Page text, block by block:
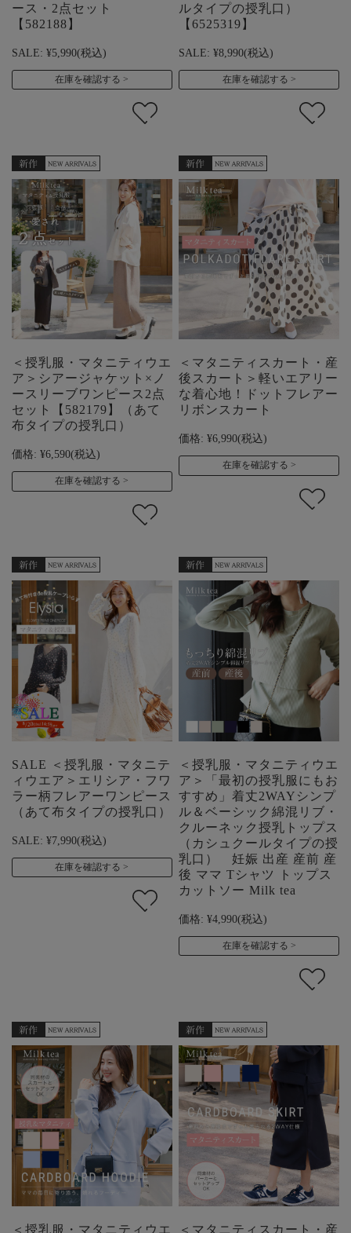
ース・2点セット
【582188】
SALE: ¥5,990(税込)
在庫を確認する
ルタイプの授乳口）
【6525319】
SALE: ¥8,990(税込)
在庫を確認する
＜授乳服・マタニティウエ
ア＞シアージャケット×ノ
ースリーブワンピース2点
セット【582179】（あて
布タイプの授乳口）
価格: ¥6,590(税込)
在庫を確認する
＜マタニティスカート・産
後スカート＞軽いエアリー
な着心地！ドットフレアー
リボンスカート
価格: ¥6,990(税込)
在庫を確認する
SALE ＜授乳服・マタニテ
ィウエア＞エリシア・フワ
ラー柄フレアーワンピース
（あて布タイプの授乳口）
SALE: ¥7,990(税込)
在庫を確認する
＜授乳服・マタニティウエ
ア＞「最初の授乳服にもお
すすめ」着丈2WAYシンプ
ル＆ベーシック綿混リブ・
クルーネック授乳トップス
（カシュクールタイプの授
乳口） 妊娠 出産 産前 産
後 ママ Tシャツ トップス
カットソー Milk tea
価格: ¥4,990(税込)
在庫を確認する
＜授乳服・マタニティウエ ＜マタニティスカート・産